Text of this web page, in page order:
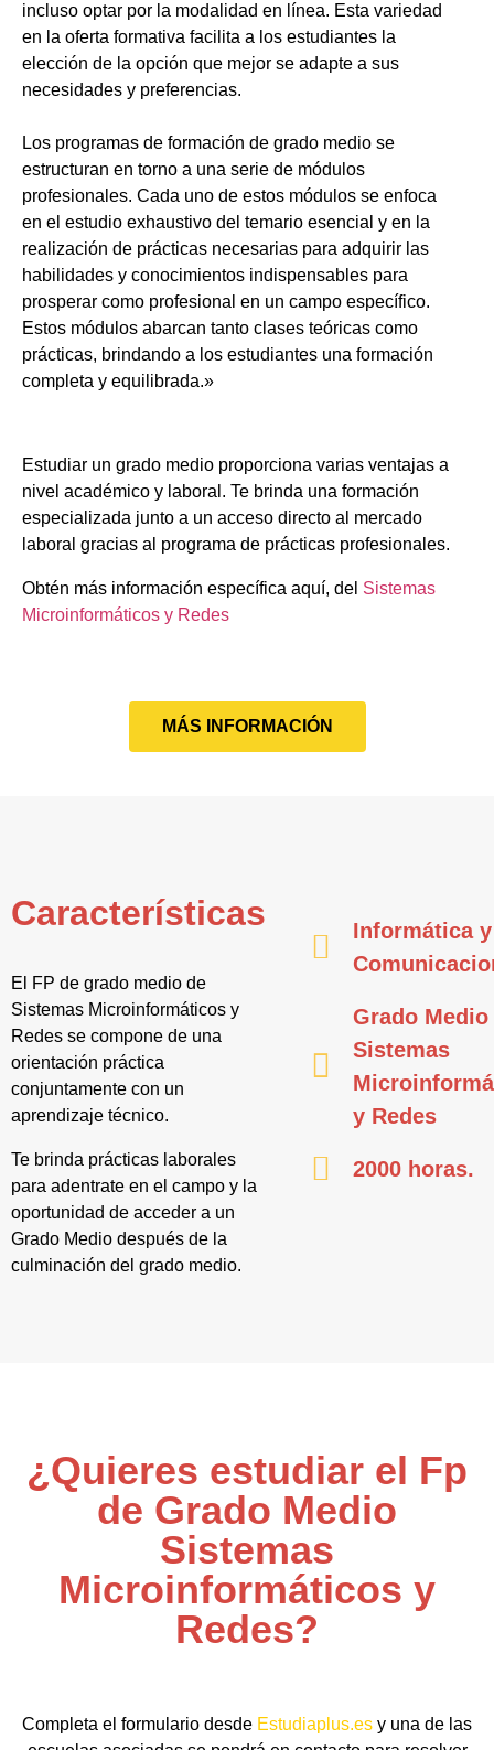
incluso optar por la modalidad en línea. Esta variedad
en la oferta formativa facilita a los estudiantes la
elección de la opción que mejor se adapte a sus
necesidades y preferencias.
Los programas de formación de grado medio se
estructuran en torno a una serie de módulos
profesionales. Cada uno de estos módulos se enfoca
en el estudio exhaustivo del temario esencial y en la
realización de prácticas necesarias para adquirir las
habilidades y conocimientos indispensables para
prosperar como profesional en un campo específico.
Estos módulos abarcan tanto clases teóricas como
prácticas, brindando a los estudiantes una formación
completa y equilibrada.»
Estudiar un grado medio proporciona varias ventajas a
nivel académico y laboral. Te brinda una formación
especializada junto a un acceso directo al mercado
laboral gracias al programa de prácticas profesionales.
Obtén más información específica aquí, del Sistemas
Microinformáticos y Redes
MÁS INFORMACIÓN
Características
El FP de grado medio de
Sistemas Microinformáticos y
Redes se compone de una
orientación práctica
conjuntamente con un
aprendizaje técnico.
Te brinda prácticas laborales
para adentrate en el campo y la
oportunidad de acceder a un
Grado Medio después de la
culminación del grado medio.
Informática y
Grado Medio
Sistemas
y Redes
2000 horas.
¿Quieres estudiar el Fp
de Grado Medio
Sistemas
Microinformáticos y
Redes?
Completa el formulario desde Estudiaplus.es y una de las